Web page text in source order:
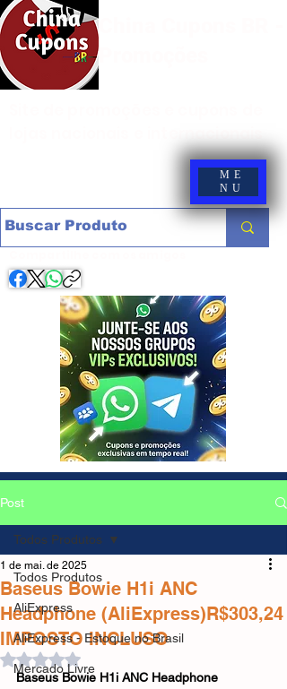
ME
NU
Post
Todos Produtos
AliExpress
AliExpress - Estoque no Brasil
Mercado Livre
Todos Produtos
Baseus Bowie H1i ANC
Headphone (AliExpress)R$303,24
IMPOSTO INCLUSO
1 de mai. de 2025
Avaliado com NaN de 5 estrelas.
Baseus Bowie H1i ANC Headphone